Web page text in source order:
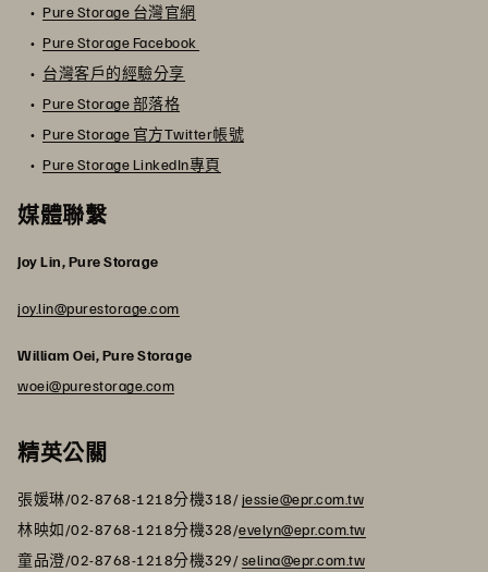
Pure Storage 台灣官網
Pure Storage Facebook
台灣客戶的經驗分享
Pure Storage 部落格
Pure Storage 官方Twitter帳號
Pure Storage LinkedIn專頁
媒體聯繫
Joy Lin, Pure Storage
joy.lin@purestorage.com
William Oei, Pure Storage
woei@purestorage.com
精英公關
張媛琳/02-8768-1218分機318/jessie@epr.com.tw
林映如/02-8768-1218分機328/evelyn@epr.com.tw
童品澄/02-8768-1218分機329/selina@epr.com.tw